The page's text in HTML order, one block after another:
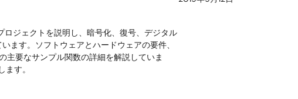
ロジェクトを説明し、暗号化、復号、デジタル
ます。ソフトウェアとハードウェアの要件、
主要なサンプル関数の詳細を解説していま
す。